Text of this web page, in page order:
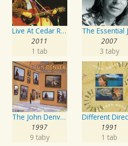
Live At Cedar Rapids - 12/10/87
2011
1 tab
2007
3 taby
The John Denver Collection, Vol. 1: Take Me Home Country Roads
1997
9 taby
1991
1 tab